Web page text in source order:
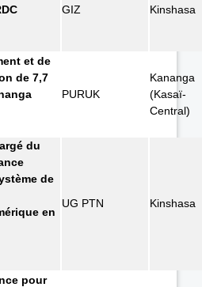
GIZ Kinshasa
et de
de 7,7
PURUK
Kananga
(Kasaï-
Central)
du
de
en
UG PTN Kinshasa
pour